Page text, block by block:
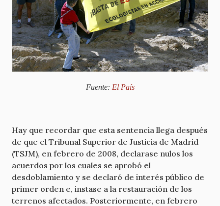
Fuente: El País
Hay que recordar que esta sentencia llega después
de que el Tribunal Superior de Justicia de Madrid
(TSJM), en febrero de 2008, declarase nulos los
acuerdos por los cuales se aprobó el
desdoblamiento y se declaró de interés público de
primer orden e, instase a la restauración de los
terrenos afectados. Posteriormente, en febrero